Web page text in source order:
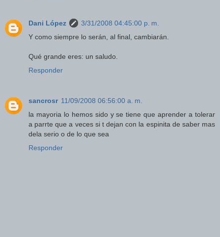
Dani López
3/31/2008 04:45:00 p. m.
Y como siempre lo serán, al final, cambiarán.
Qué grande eres: un saludo.
Responder
sancrosr 11/09/2008 06:56:00 a. m.
la mayoria lo hemos sido y se tiene que aprender a tolerar
a parrte que a veces si t dejan con la espinita de saber mas
dela serio o de lo que sea
Responder